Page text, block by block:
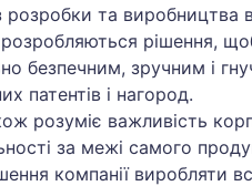
розробки та виробництва
розробляються рішення,
безпечним, зручним і
патентів і нагород.
розуміє важливість
за межі самого
компанії виробляти